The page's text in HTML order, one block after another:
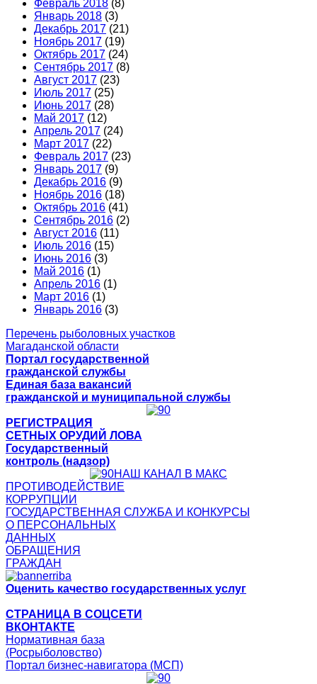
Февраль 2018 (8)
Январь 2018 (3)
Декабрь 2017 (21)
Ноябрь 2017 (19)
Октябрь 2017 (24)
Сентябрь 2017 (8)
Август 2017 (23)
Июль 2017 (25)
Июнь 2017 (28)
Май 2017 (12)
Апрель 2017 (24)
Март 2017 (22)
Февраль 2017 (23)
Январь 2017 (9)
Декабрь 2016 (9)
Ноябрь 2016 (18)
Октябрь 2016 (41)
Сентябрь 2016 (2)
Август 2016 (11)
Июль 2016 (15)
Июнь 2016 (3)
Май 2016 (1)
Апрель 2016 (1)
Март 2016 (1)
Январь 2016 (3)
Перечень рыболовных участков
Магаданской области
Портал государственной
гражданской службы
Единая база вакансий
гражданской и муниципальной службы
РЕГИСТРАЦИЯ
СЕТНЫХ ОРУДИЙ ЛОВА
Государственный
контроль (надзор)
НАШ КАНАЛ В МАКС
ПРОТИВОДЕЙСТВИЕ
КОРРУПЦИИ
ГОСУДАРСТВЕННАЯ СЛУЖБА И КОНКУРСЫ
О ПЕРСОНАЛЬНЫХ
ДАННЫХ
ОБРАЩЕНИЯ
ГРАЖДАН
Оценить качество государственных услуг
СТРАНИЦА В СОЦСЕТИ
ВКОНТАКТЕ
Нормативная база
(Росрыболовство)
Портал бизнес-навигатора (МСП)